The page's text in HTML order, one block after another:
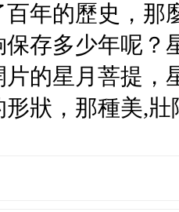
百年的歷史，
存多少年呢？
的星月菩提，
狀，那種美,